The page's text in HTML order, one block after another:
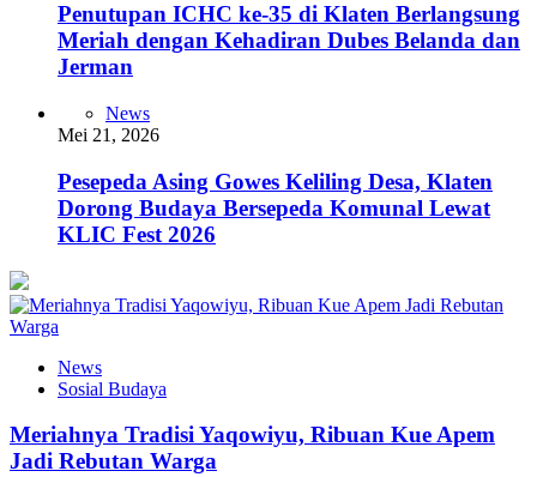
Penutupan ICHC ke-35 di Klaten Berlangsung
Meriah dengan Kehadiran Dubes Belanda dan
Jerman
News
Mei 21, 2026
Pesepeda Asing Gowes Keliling Desa, Klaten
Dorong Budaya Bersepeda Komunal Lewat
KLIC Fest 2026
News
Sosial Budaya
Meriahnya Tradisi Yaqowiyu, Ribuan Kue Apem
Jadi Rebutan Warga